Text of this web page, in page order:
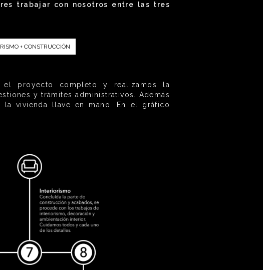
trabajar con nosotros entre las tres
+ CONSTRUCCIÓN
el proyecto completo y realizamos la
y trámites administrativos. Además
vivienda llave en mano. En el gráfico